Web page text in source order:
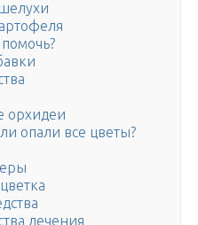
орхидеи
опали все цветы?
лечения